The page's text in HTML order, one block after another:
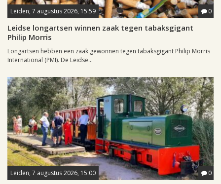
Leiden, 7 augustus 2026, 15:59 0
Leidse longartsen winnen zaak tegen tabaksgigant
Philip Morris
Longartsen hebben een zaak gewonnen tegen tabaksgigant Philip Morris
International (PMI). De Leidse...
Leiden, 7 augustus 2026, 15:00 0